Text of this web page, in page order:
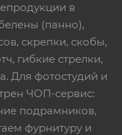
в
(панно),
скрепки, скобы,
гибкие стрелки,
Для фотостудий и
ЧОП-сервис:
подрамников,
фурнитуру и